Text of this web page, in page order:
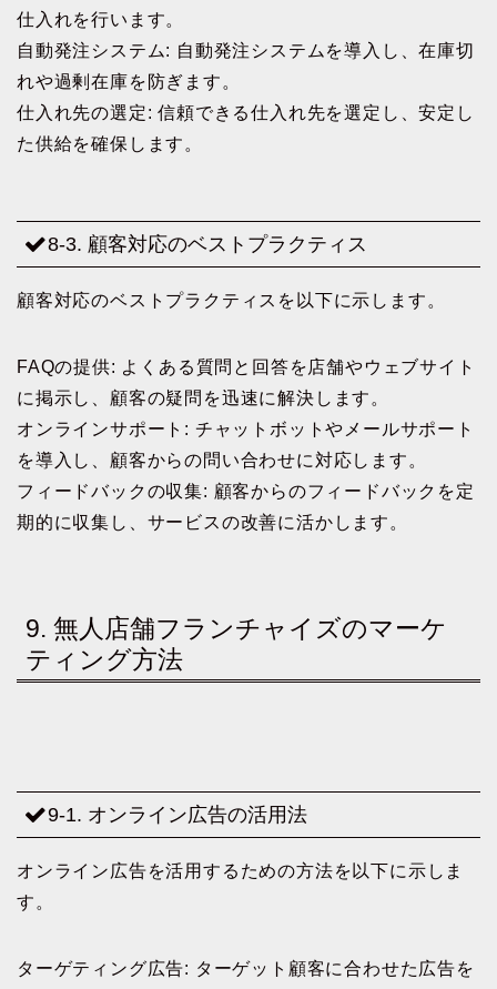
仕入れを行います。
自動発注システム: 自動発注システムを導入し、在庫切
れや過剰在庫を防ぎます。
仕入れ先の選定: 信頼できる仕入れ先を選定し、安定し
た供給を確保します。
8-3. 顧客対応のベストプラクティス
顧客対応のベストプラクティスを以下に示します。
FAQの提供: よくある質問と回答を店舗やウェブサイト
に掲示し、顧客の疑問を迅速に解決します。
オンラインサポート: チャットボットやメールサポート
を導入し、顧客からの問い合わせに対応します。
フィードバックの収集: 顧客からのフィードバックを定
期的に収集し、サービスの改善に活かします。
9. 無人店舗フランチャイズのマーケ
ティング方法
9-1. オンライン広告の活用法
オンライン広告を活用するための方法を以下に示しま
す。
ターゲティング広告: ターゲット顧客に合わせた広告を